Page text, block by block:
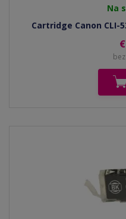
Na
Cartridge Canon CLI-